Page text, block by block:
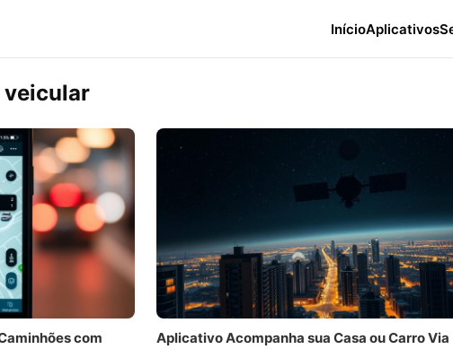
InícioAplicativos
veicular
com
Aplicativo Acompanha sua Casa ou Carro Via